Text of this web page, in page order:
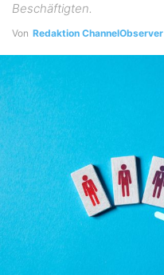
Beschäftigten.
Von Redaktion ChannelObserver